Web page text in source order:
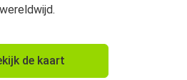
wereldwijd.
de kaart